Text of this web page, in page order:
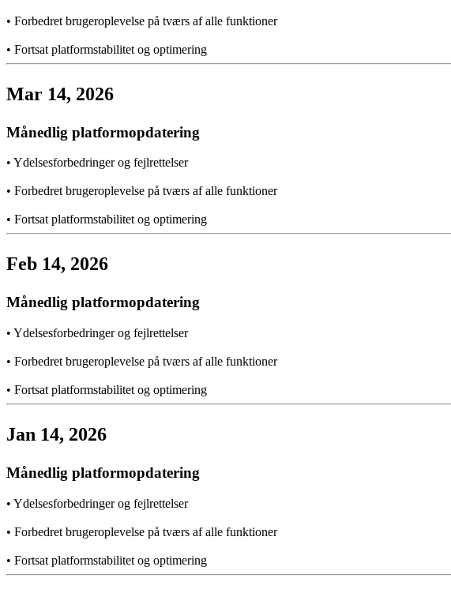
• Forbedret brugeroplevelse på tværs af alle funktioner
• Fortsat platformstabilitet og optimering
Mar 14, 2026
Månedlig platformopdatering
• Ydelsesforbedringer og fejlrettelser
• Forbedret brugeroplevelse på tværs af alle funktioner
• Fortsat platformstabilitet og optimering
Feb 14, 2026
Månedlig platformopdatering
• Ydelsesforbedringer og fejlrettelser
• Forbedret brugeroplevelse på tværs af alle funktioner
• Fortsat platformstabilitet og optimering
Jan 14, 2026
Månedlig platformopdatering
• Ydelsesforbedringer og fejlrettelser
• Forbedret brugeroplevelse på tværs af alle funktioner
• Fortsat platformstabilitet og optimering